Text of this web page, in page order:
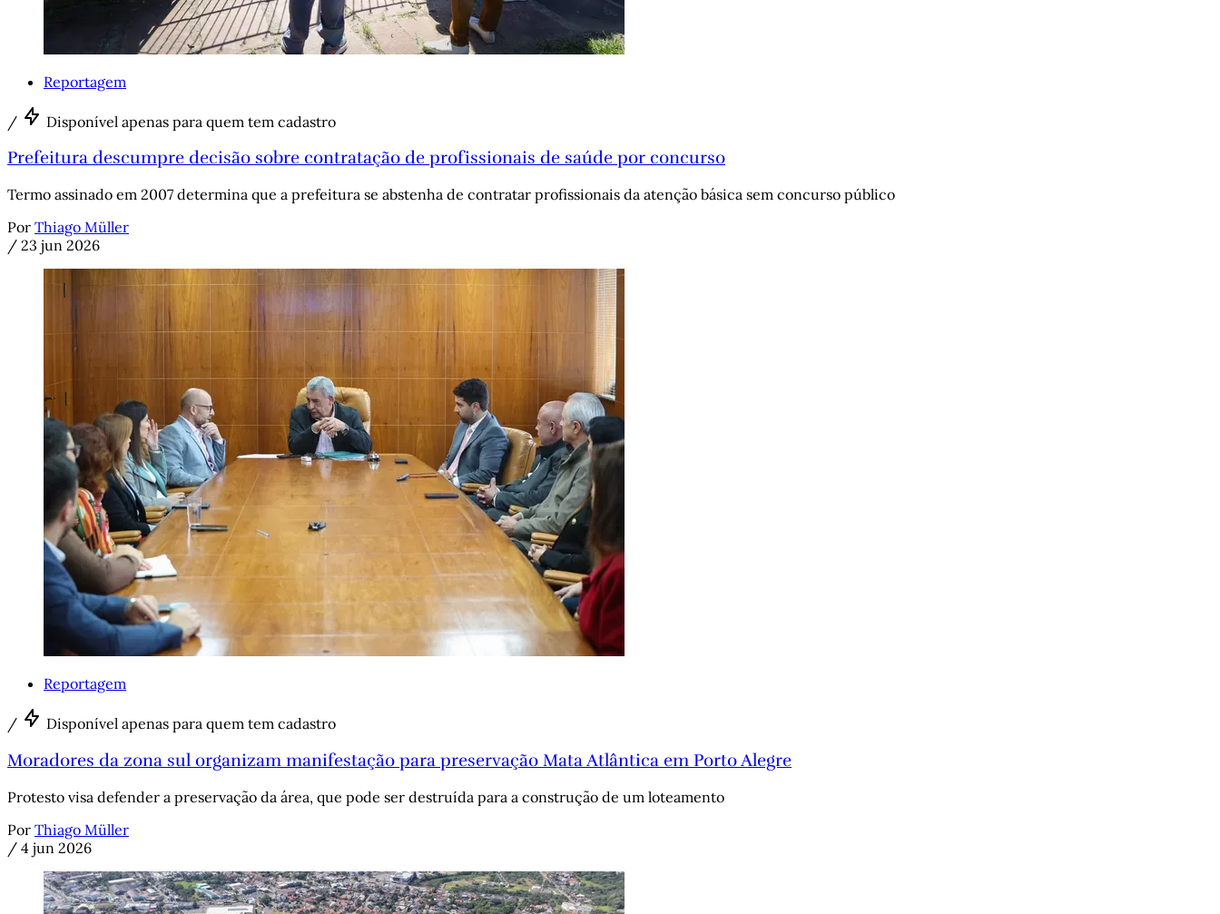
Reportagem
/ Disponível apenas para quem tem cadastro
Prefeitura descumpre decisão sobre contratação de profissionais de saúde por concurso
Termo assinado em 2007 determina que a prefeitura se abstenha de contratar profissionais da atenção básica sem concurso público
Por Thiago Müller
/ 23 jun 2026
Reportagem
/ Disponível apenas para quem tem cadastro
Moradores da zona sul organizam manifestação para preservação Mata Atlântica em Porto Alegre
Protesto visa defender a preservação da área, que pode ser destruída para a construção de um loteamento
Por Thiago Müller
/ 4 jun 2026